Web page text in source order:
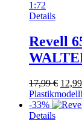
Details
Revell
17,99€
Preis
war:
12,99
-33%
Details